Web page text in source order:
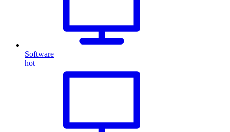
Software
hot